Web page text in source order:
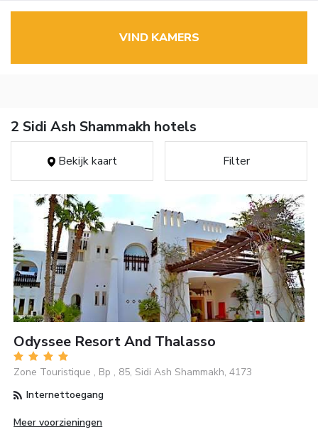
VIND KAMERS
2 Sidi Ash Shammakh hotels
Bekijk kaart Filter
Odyssee Resort And Thalasso
Zone Touristique , Bp , 85, Sidi Ash Shammakh, 4173
Internettoegang
Meer voorzieningen